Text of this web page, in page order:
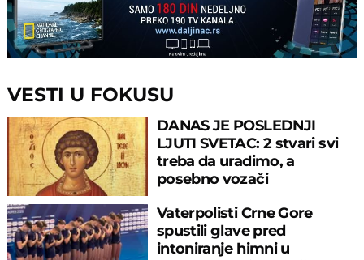
VESTI U FOKUSU
DANAS JE POSLEDNJI
LJUTI SVETAC: 2 stvari svi
treba da uradimo, a
posebno vozači
Vaterpolisti Crne Gore
spustili glave pred
intoniranje himni u